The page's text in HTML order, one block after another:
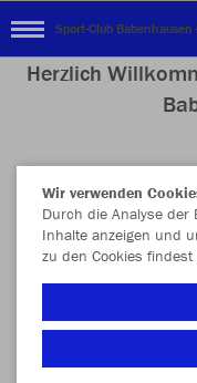
Sport-Club Babenhausen
Herzlich
Nachhaltig
Wir verwenden
Durch die Analyse
Inhalte anzeigen und
zu den Cookies